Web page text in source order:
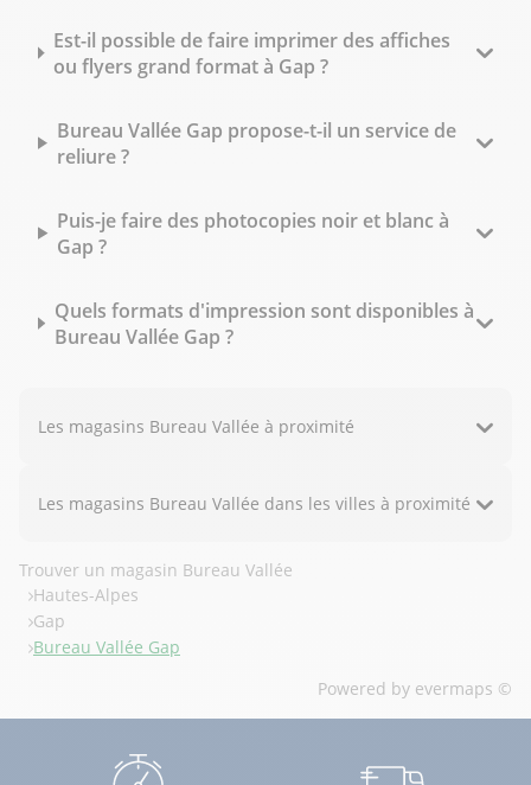
Est-il possible de faire imprimer des affiches
ou flyers grand format à Gap ?
Bureau Vallée Gap propose-t-il un service de
reliure ?
Puis-je faire des photocopies noir et blanc à
Gap ?
Quels formats d'impression sont disponibles à
Bureau Vallée Gap ?
Les magasins Bureau Vallée à proximité
Les magasins Bureau Vallée dans les villes à proximité
Trouver un magasin Bureau Vallée
Hautes-Alpes
Gap
Bureau Vallée Gap
Powered by evermaps ©